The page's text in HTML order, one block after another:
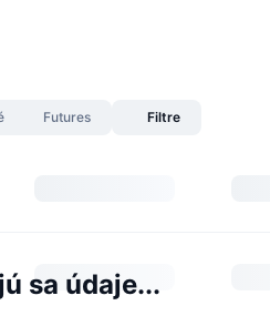
Futures Filtre
sa údaje...